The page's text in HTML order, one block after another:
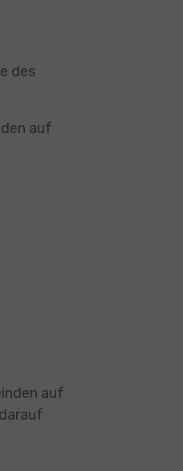
des
auf
auf